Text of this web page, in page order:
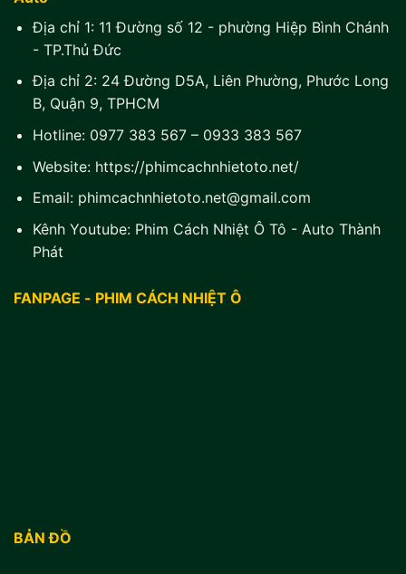
Địa chỉ 1: 11 Đường số 12 - phường Hiệp Bình Chánh
- TP.Thủ Đức
Địa chỉ 2: 24 Đường D5A, Liên Phường, Phước Long
B, Quận 9, TPHCM
Hotline: 0977 383 567– 0933 383 567
Website: https://phimcachnhietoto.net/
Email: phimcachnhietoto.net@gmail.com
Kênh Youtube: Phim Cách Nhiệt Ô Tô - Auto Thành
Phát
FANPAGE - PHIM CÁCH NHIỆT Ô
BẢN ĐỒ